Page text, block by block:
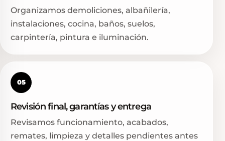
Organizamos demoliciones, albañilería,
instalaciones, cocina, baños, suelos,
carpintería, pintura e iluminación.
05
Revisión final, garantías y entrega
Revisamos funcionamiento, acabados,
remates, limpieza y detalles pendientes antes